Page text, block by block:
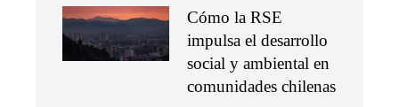
Cómo la RSE
impulsa el desarrollo
social y ambiental en
comunidades chilenas